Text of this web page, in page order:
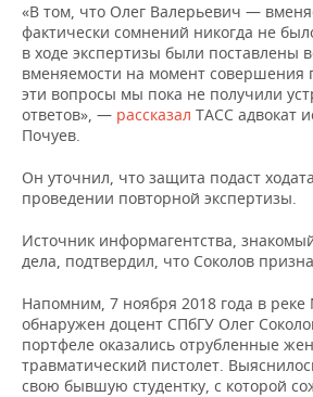
КОРОЛИ ГОСЗАКАЗА ПФО
ВУЗЫ ТАТАРСТАНА
КОМУ ПРИНАДЛЕЖАТ
ТОРГОВЫЕ ЦЕНТРЫ
ФИНАНСЫ
БАНКИ
БЮДЖЕТ
ИНВЕСТИЦИИ
НОВОСТИ
ПРОМЫШЛЕННОСТИ
АГРОПРОМ
МАШИНОСТРОЕНИЕ
НЕФТЕХИМИЯ
НЕФТЬ
ЭНЕРГЕТИКА
НЕДВИЖИМОСТЬ
НОВОСТИ НЕДВИЖИМОСТИ
АВТО
НОВОСТИ АВТО
БИЗНЕС
НОВОСТИ БИЗНЕСА
ТРАНСПОРТ
УСЛУГИ
ТЕХНОЛОГИИ
IT
МЕДИА
ТЕЛЕКОММУНИКАЦИИ
НОВОСТИ МЕРОПРИЯТИЙ
ВЫЕЗДНАЯ РЕДАКЦИЯ
БИЗНЕС-БРАНЧИ
СПОРТ
НОВОСТИ СПОРТА
ФУТБОЛ
ОБЩЕСТВО
НОВОСТИ ОБЩЕСТВА
ФОТОГАЛЕРЕЯ
«В том, что Олег Валерьевич —
фактически сомнений никогда не
в ходе экспертизы были поставлены
вменяемости на момент совершения
эти вопросы мы пока не получили
ответов», — рассказал ТАСС адвокат
Почуев.
Он уточнил, что защита подаст
проведении повторной экспертизы.
Источник информагентства,
дела, подтвердил, что Соколов
Напомним, 7 ноября 2018 года в
обнаружен доцент СПбГУ Олег
портфеле оказались отрубленные
травматический пистолет.
свою бывшую студентку, с которой